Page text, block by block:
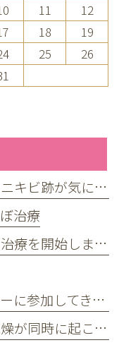
11
12
18
19
25
26
ダーマペンの効果とは？毛穴やニキビ跡が気になる方へ
治療
多汗症のイオントフォレーシス治療を開始しました
ゼオスキンヘルスの東京セミナーに参加してきました
混合肌の原因とは？テカリと乾燥が同時に起こる理由とケア方法